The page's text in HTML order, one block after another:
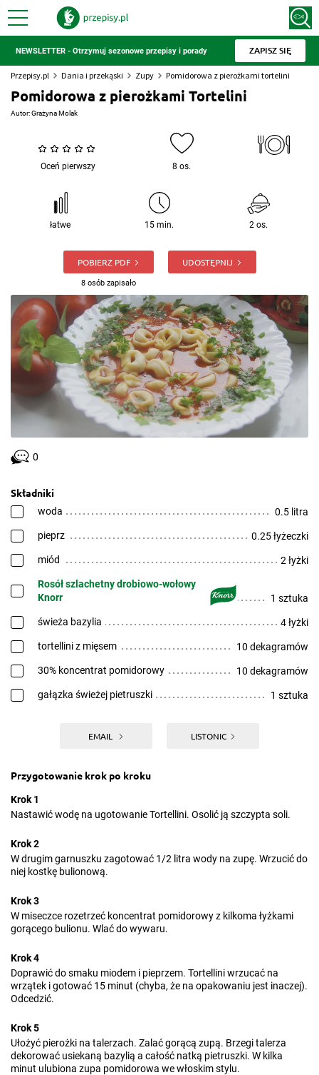
NEWSLETTER - Otrzymuj sezonowe przepisy i porady ZAPISZ SIĘ
Przepisy.pl Dania i przekąski Zupy Pomidorowa z pierożkami tortelini
Pomidorowa z pierożkami Tortelini
Autor:Grażyna Molak
Oceń pierwszy 8 os.
łatwe 15 min. 2 os.
POBIERZ PDF
8 osób zapisało
UDOSTĘPNIJ
0
Składniki
woda 0.5 litra
pieprz 0.25 łyżeczki
miód 2 łyżki
Rosół szlachetny drobiowo-wołowy
Knorr
1 sztuka
świeża bazylia 4 łyżki
tortellini z mięsem 10 dekagramów
30% koncentrat pomidorowy 10 dekagramów
gałązka świeżej pietruszki 1 sztuka
EMAIL LISTONIC
Przygotowanie krok po kroku
Krok 1
Nastawić wodę na ugotowanie Tortellini. Osolić ją szczypta soli.
Krok 2
W drugim garnuszku zagotować 1/2 litra wody na zupę. Wrzucić do
niej kostkę bulionową.
Krok 3
W miseczce rozetrzeć koncentrat pomidorowy z kilkoma łyżkami
gorącego bulionu. Wlać do wywaru.
Krok 4
Doprawić do smaku miodem i pieprzem. Tortellini wrzucać na
wrzątek i gotować 15 minut (chyba, że na opakowaniu jest inaczej).
Odcedzić.
Krok 5
Ułożyć pierożki na talerzach. Zalać gorącą zupą. Brzegi talerza
dekorować usiekaną bazylią a całość natką pietruszki. W kilka
minut ulubiona zupa pomidorowa we włoskim stylu.